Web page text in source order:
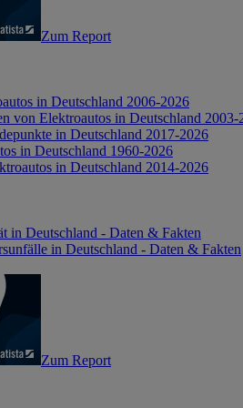
Zum Report
in Deutschland 2006-2026
von Elektroautos in Deutschland 2003-
in Deutschland 2017-2026
in Deutschland 1960-2026
in Deutschland 2014-2026
in Deutschland - Daten & Fakten
in Deutschland - Daten & Fakten
Zum Report